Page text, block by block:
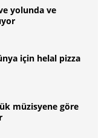
yolunda ve
için helal pizza
müzisyene göre